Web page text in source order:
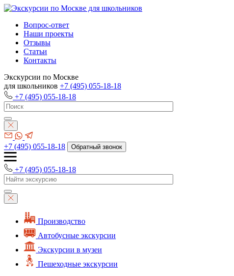
Вопрос-ответ
Наши проекты
Отзывы
Статьи
Контакты
Экскурсии по Москве
для школьников +7 (495) 055-18-18
+7 (495) 055-18-18
+7 (495) 055-18-18 Обратный звонок
+7 (495) 055-18-18
Производство
Автобусные экскурсии
Экскурсии в музеи
Пешеходные экскурсии